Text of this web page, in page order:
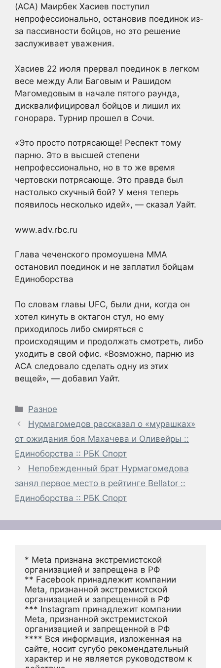
(АСА) Маирбек Хасиев поступил
непрофессионально, остановив поединок из-
за пассивности бойцов, но это решение
заслуживает уважения.
Хасиев 22 июля прервал поединок в легком
весе между Али Баговым и Рашидом
Магомедовым в начале пятого раунда,
дисквалифицировал бойцов и лишил их
гонорара. Турнир прошел в Сочи.
«Это просто потрясающе! Респект тому
парню. Это в высшей степени
непрофессионально, но в то же время
чертовски потрясающе. Это правда был
настолько скучный бой? У меня теперь
появилось несколько идей», — сказал Уайт.
www.adv.rbc.ru
Глава чеченского промоушена MMA
остановил поединок и не заплатил бойцам
Единоборства
По словам главы UFC, были дни, когда он
хотел кинуть в октагон стул, но ему
приходилось либо смиряться с
происходящим и продолжать смотреть, либо
уходить в свой офис. «Возможно, парню из
ACA следовало сделать одну из этих
вещей», — добавил Уайт.
Рубрики
Разное
Нурмагомедов рассказал о «мурашках»
от ожидания боя Махачева и Оливейры ::
Единоборства :: РБК Спорт
Непобежденный брат Нурмагомедова
занял первое место в рейтинге Bellator ::
Единоборства :: РБК Спорт
* Meta признана экстремистской
организацией и запрещена в РФ
** Facebook принадлежит компании
Meta, признанной экстремистской
организацией и запрещенной в РФ
*** Instagram принадлежит компании
Meta, признанной экстремистской
организацией и запрещенной в РФ
**** Вся информация, изложенная на
сайте, носит сугубо рекомендательный
характер и не является руководством к